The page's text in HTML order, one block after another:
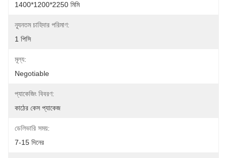
1400*1200*2250 মিমি
ন্যূনতম চাহিদার পরিমাণ:
1 পিসি
মূল্য:
Negotiable
প্যাকেজিং বিবরণ:
কাঠের কেস প্যাকেজ
ডেলিভারি সময়:
7-15 দিনের